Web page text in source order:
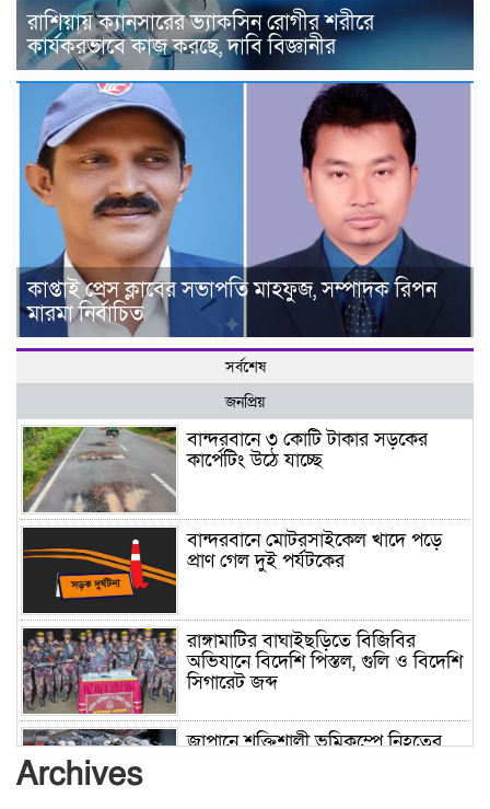
রাশিয়ায় ক্যানসারের ভ্যাকসিন রোগীর শরীরে
কার্যকরভাবে কাজ করছে, দাবি বিজ্ঞানীর
কাপ্তাই প্রেস ক্লাবের সভাপতি মাহফুজ, সম্পাদক রিপন
মারমা নির্বাচিত
সর্বশেষ
জনপ্রিয়
বান্দরবানে ৩ কোটি টাকার সড়কের
কার্পেটিং উঠে যাচ্ছে
বান্দরবানে মোটরসাইকেল খাদে পড়ে
প্রাণ গেল দুই পর্যটকের
রাঙ্গামাটির বাঘাইছড়িতে বিজিবির
অভিযানে বিদেশি পিস্তল, গুলি ও বিদেশি
সিগারেট জব্দ
জাপানে শক্তিশালী ভূমিকম্পে নিহতের
Archives